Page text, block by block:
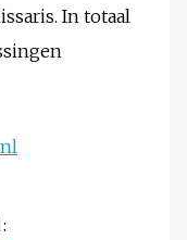
In totaal